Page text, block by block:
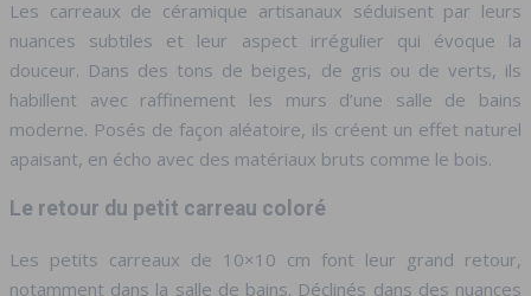
Les carreaux de céramique artisanaux séduisent par leurs
nuances subtiles et leur aspect irrégulier qui évoque la
douceur. Dans des tons de beiges, de gris ou de verts, ils
habillent avec raffinement les murs d’une salle de bains
moderne. Posés de façon aléatoire, ils créent un effet naturel
apaisant, en écho avec des matériaux bruts comme le bois.
Le retour du petit carreau coloré
Les petits carreaux de 10×10 cm font leur grand retour,
notamment dans la salle de bains. Déclinés dans des nuances